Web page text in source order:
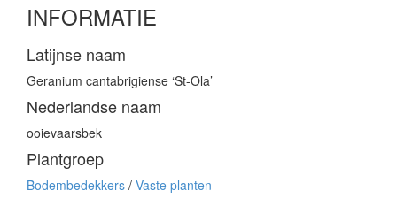
INFORMATIE
Latijnse naam
Geranium cantabrigiense ‘St-Ola’
Nederlandse naam
ooievaarsbek
Plantgroep
Bodembedekkers / Vaste planten